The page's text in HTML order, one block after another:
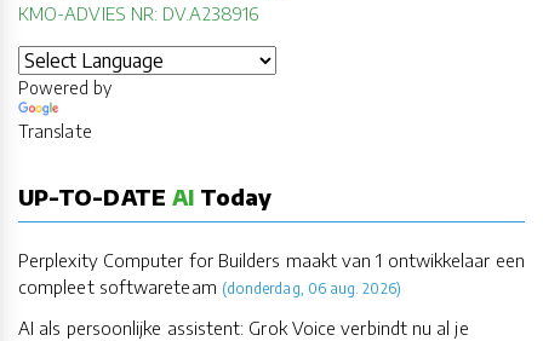
KMO-ADVIES NR: DV.A238916
Powered by
Translate
UP-TO-DATE AI Today
Perplexity Computer for Builders maakt van 1 ontwikkelaar een
compleet softwareteam (donderdag, 06 aug. 2026)
AI als persoonlijke assistent: Grok Voice verbindt nu al je